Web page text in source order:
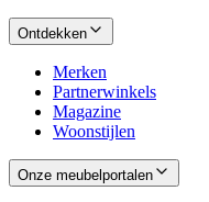
Ontdekken
Merken
Partnerwinkels
Magazine
Woonstijlen
Onze meubelportalen